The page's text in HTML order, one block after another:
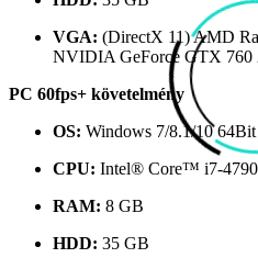
VGA: (DirectX 11) AMD
NVIDIA GeForce GTX 760
PC 60fps+ követelmény
OS: Windows 7/8.1/10 64Bit
CPU: Intel® Core™ i7-
RAM: 8 GB
HDD: 35 GB